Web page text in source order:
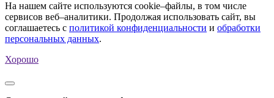
На нашем сайте используются cookie–файлы, в том числе
сервисов веб–аналитики. Продолжая использовать сайт, вы
соглашаетесь с политикой конфиденциальности и обработки
персональных данных.
Хорошо